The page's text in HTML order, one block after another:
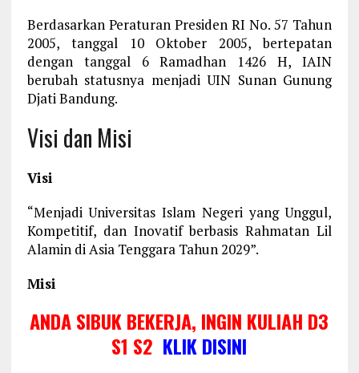
Berdasarkan Peraturan Presiden RI No. 57 Tahun
2005, tanggal 10 Oktober 2005, bertepatan
dengan tanggal 6 Ramadhan 1426 H, IAIN
berubah statusnya menjadi UIN Sunan Gunung
Djati Bandung.
Visi dan Misi
Visi
“Menjadi Universitas Islam Negeri yang Unggul,
Kompetitif, dan Inovatif berbasisRahmatan Lil
Alamin di Asia Tenggara Tahun 2029”.
Misi
ANDA SIBUK BEKERJA, INGIN KULIAH D3
S1 S2 KLIK DISINI